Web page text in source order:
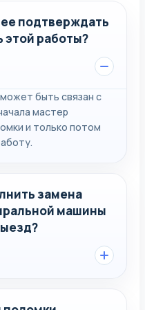
подтверждать
работы?
быть связан с
мастер
и только потом
замена
машины